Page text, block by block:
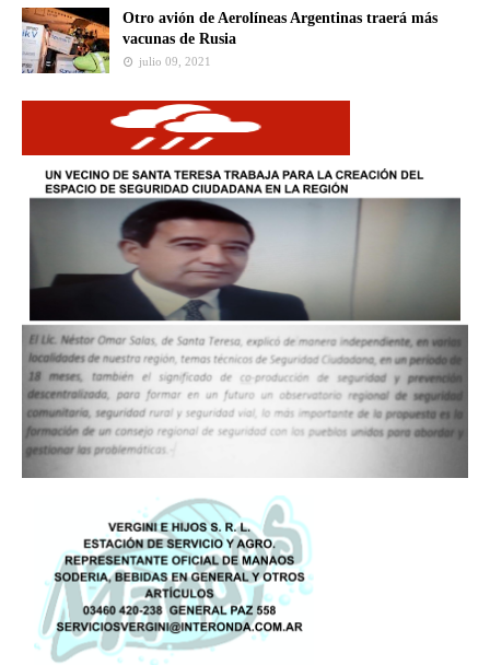
Otro avión de Aerolíneas Argentinas traerá más
vacunas de Rusia
julio 09, 2021